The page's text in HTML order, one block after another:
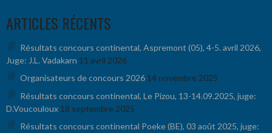
auARTICLES RÉCENTS
Résultats concours continental, Aspremont (05), 4-5. avril 2026,
Juge: J.L. Vadakarn 11 avril 2026
Organisateurs de concours 2026 14 novembre 2025
Résultats concours continental, Le Pizou, 13-14.09.2025, juge:
D.Voucouloux 18 septembre 2025
Résultats concours continental Poeke (BE), 03 août 2025, juge: